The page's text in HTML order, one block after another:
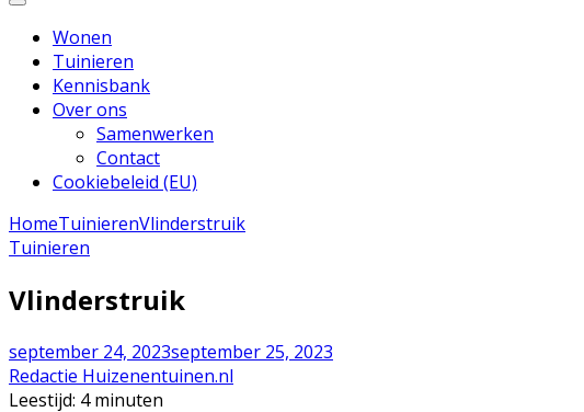
Huizen en Tuinen
Inspiratie voor wonen en tuinieren
Wonen
Tuinieren
Kennisbank
Over ons
Samenwerken
Contact
Cookiebeleid (EU)
HomeTuinierenVlinderstruik
Tuinieren
Vlinderstruik
september 24, 2023september 25, 2023
Redactie Huizenentuinen.nl
Leestijd: 4 minuten